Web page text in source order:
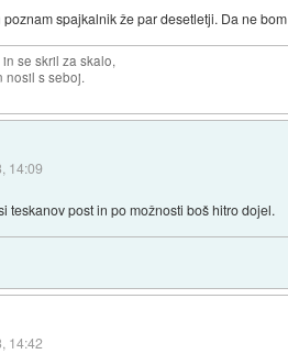
poznam spajkalnik že par desetletji. Da ne
se skril za skalo,
nosil s seboj.
14:09
teskanov post in po možnosti boš hitro dojel.
14:42